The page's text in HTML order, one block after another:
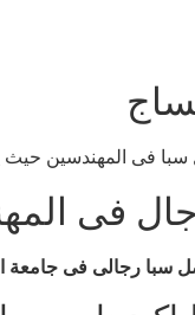
سبا فى المهندسين حيث
فى
سبا رجالى فى جامعة